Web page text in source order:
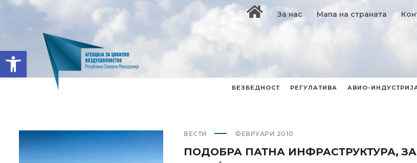
Open toolbar
За нас Мапа на страната
БЕЗБЕДНОСТ РЕГУЛАТИВА АВИО-
ВЕСТИ ФЕВРУАРИ 2010
ПОДОБРА ПАТНА ИНФРАСТРУКТУРА, ЗА